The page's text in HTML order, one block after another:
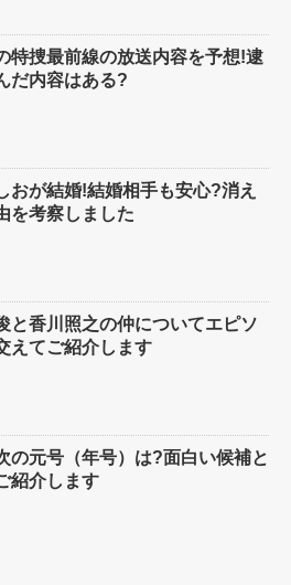
特捜最前線の放送内容を予想!逮
だ内容はある?
おが結婚!結婚相手も安心?消え
を考察しました
と香川照之の仲についてエピソ
えてご紹介します
の元号（年号）は?面白い候補と
紹介します